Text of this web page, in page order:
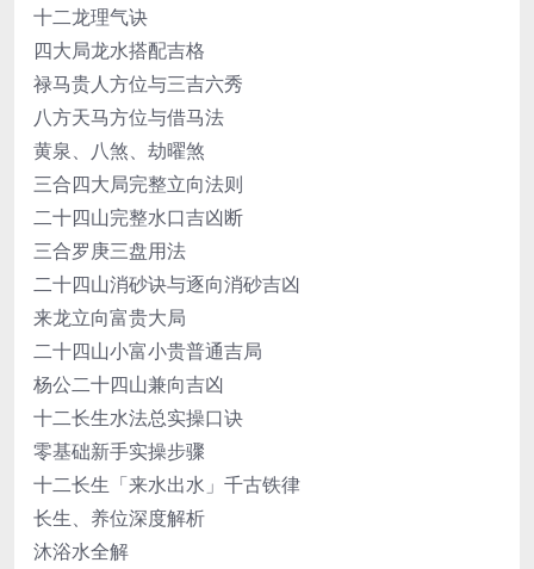
十二龙理气诀
四大局龙水搭配吉格
禄马贵人方位与三吉六秀
八方天马方位与借马法
黄泉、八煞、劫曜煞
三合四大局完整立向法则
二十四山完整水口吉凶断
三合罗庚三盘用法
二十四山消砂诀与逐向消砂吉凶
来龙立向富贵大局
二十四山小富小贵普通吉局
杨公二十四山兼向吉凶
十二长生水法总实操口诀
零基础新手实操步骤
十二长生「来水出水」千古铁律
长生、养位深度解析
沐浴水全解